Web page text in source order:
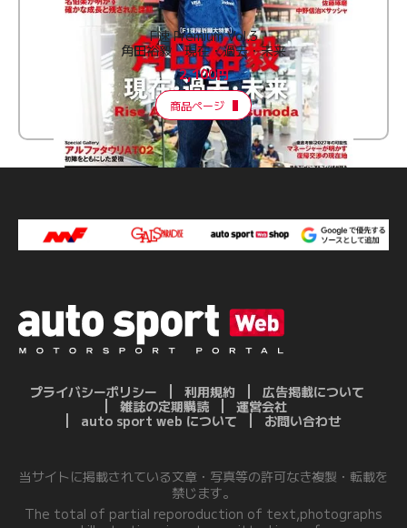
F速 Premium Vol.3
角田裕毅 現在・過去・未来
2,100円
商品ページ
プライバシーポリシー 利用規約
広告掲載について
雑誌の定期購読
運営会社
auto sport web について
お問い合わせ
当サイトに掲載されている文章・写真等の許可なき複製・転載を
禁じます。
The total of partial reporoduction of text,photographs